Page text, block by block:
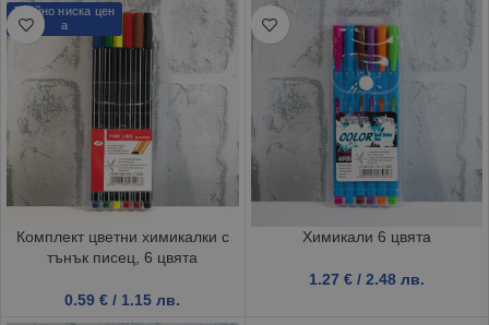
Трайно ниска цен
а
Комплект цветни химикалки с
тънък писец, 6 цвята
0.59€ / 1.15 лв.
Химикали 6 цвята
1.27 € / 2.48 лв.